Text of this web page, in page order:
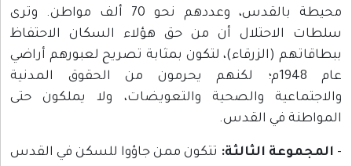
محيطة بالقدس، وعددهم نحو 70 ألف مواطن. وترى
سلطات الاحتلال أن من حق هؤلاء السكان الاحتفاظ
ببطاقاتهم (الزرقاء)، لتكون بمثابة تصريح لعبورهم أراضي
عام 1948م؛ لكنهم يحرمون من الحقوق المدنية
والاجتماعية والصحية والتعويضات، ولا يملكون حتى
المواطنة في القدس.
- المجموعة الثالثة: تتكون ممن جاؤوا للسكن في القدس